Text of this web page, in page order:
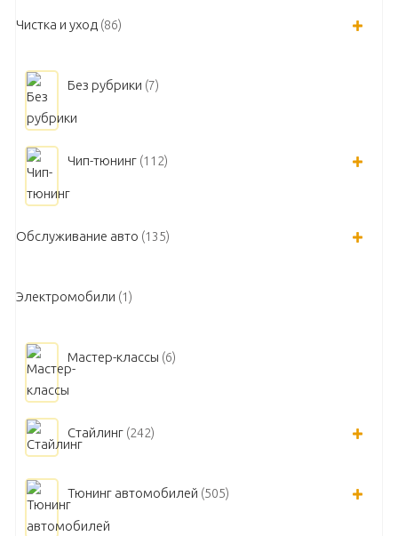
Чистка и уход (86)
Без рубрики (7)
Чип-тюнинг (112)
Обслуживание авто (135)
Электромобили (1)
Мастер-классы (6)
Стайлинг (242)
Тюнинг автомобилей (505)